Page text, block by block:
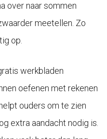
over naar sommen
meetellen. Zo
op.
werkbladen
oefenen met rekenen
ouders om te zien
extra aandacht nodig is.